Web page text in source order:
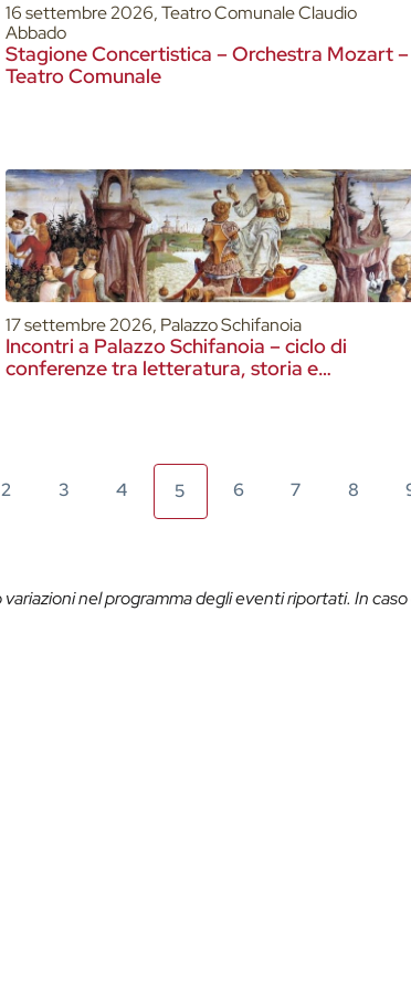
16 settembre 2026, Teatro Comunale Claudio
Abbado
Stagione Concertistica – Orchestra Mozart –
Teatro Comunale
17 settembre 2026, Palazzo Schifanoia
Incontri a Palazzo Schifanoia – ciclo di
conferenze tra letteratura, storia e
2 3 4 5 6 7 8
nel programma degli eventi riportati. In